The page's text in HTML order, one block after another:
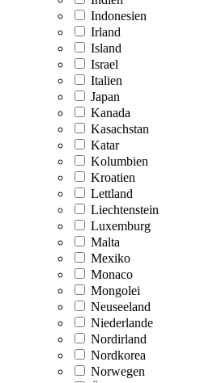
Indonesien
Irland
Island
Israel
Italien
Japan
Kanada
Kasachstan
Katar
Kolumbien
Kroatien
Lettland
Liechtenstein
Luxemburg
Malta
Mexiko
Monaco
Mongolei
Neuseeland
Niederlande
Nordirland
Nordkorea
Norwegen